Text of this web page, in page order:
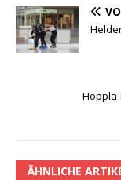
ÄHNLICHE